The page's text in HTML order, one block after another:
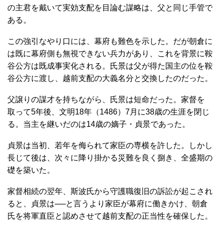
の主君を戴いて実効支配を目論む謀略は、父と同じ手管で
ある。
この強引なやり口には、幕府も難色を示した。だが朝倉に
は既に幕府側も無視できない兵力があり、これを背景に鞍
谷公方は既成事実化される。氏景は父が得た国主の位を鞍
谷公方に渡し、越前支配の大義名分と交換したのだった。
父譲りの謀才を持ちながら、氏景は短命だった。家督を
取って5年後、文明18年（1486）7月に38歳の生涯を閉じ
る。当主を継いだのは14歳の嫡子・貞景であった。
貞景は当初、若年を侮られて家臣の専横を許した。しかし
長じて後は、次々に降り掛かる災難を良く捌き、全盛期の
礎を築いた。
家督相続の翌年、斯波氏から守護職復旧の訴訟が起こされ
ると、貞景は──と言うより家臣が幕府に働きかけ、朝倉
氏を将軍直臣と認めさせて越前支配の正当性を確保した。